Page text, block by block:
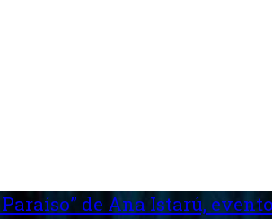
de Ana Istarú,